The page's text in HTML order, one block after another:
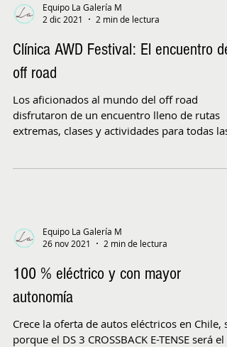
Equipo La Galería M
2 dic 2021
2 min de lectura
Clínica AWD Festival: El encuentro del
off road
Los aficionados al mundo del off road
disfrutaron de un encuentro lleno de rutas
extremas, clases y actividades para todas las
Equipo La Galería M
26 nov 2021
2 min de lectura
100 % eléctrico y con mayor
autonomía
Crece la oferta de autos eléctricos en Chile, sí
porque el DS 3 CROSSBACK E-TENSE será el